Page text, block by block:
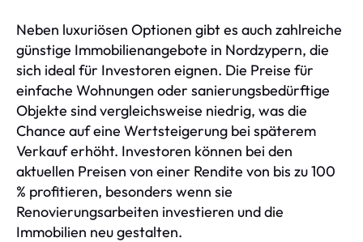
Neben luxuriösen Optionen gibt es auch zahlreiche
günstige Immobilienangebote in Nordzypern, die
sich ideal für Investoren eignen. Die Preise für
einfache Wohnungen oder sanierungsbedürftige
Objekte sind vergleichsweise niedrig, was die
Chance auf eine Wertsteigerung bei späterem
Verkauf erhöht. Investoren können bei den
aktuellen Preisen von einer Rendite von bis zu 100
% profitieren, besonders wenn sie
Renovierungsarbeiten investieren und die
Immobilien neu gestalten.